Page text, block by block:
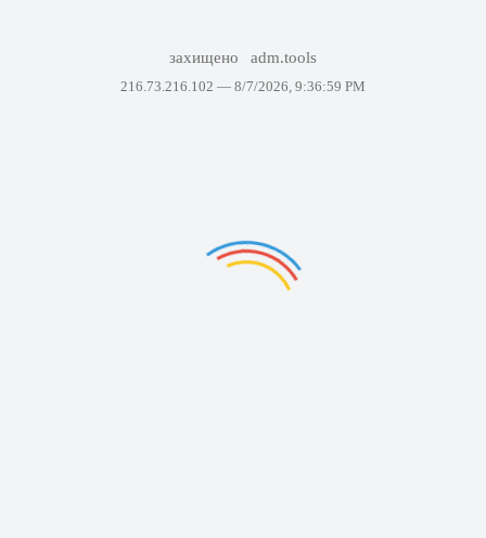
захищено adm.tools
216.73.216.102 — 8/7/2026, 9:36:59 PM